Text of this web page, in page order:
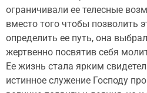
ограничивали ее телесные
вместо того чтобы позволить
определить ее путь, она
жертвенно посвятив себя
Ее жизнь стала ярким
истинное служение Господу